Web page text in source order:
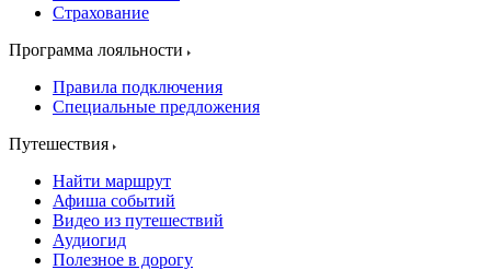
Страхование
Программа лояльности
Правила подключения
Специальные предложения
Путешествия
Найти маршрут
Афиша событий
Видео из путешествий
Аудиогид
Полезное в дорогу